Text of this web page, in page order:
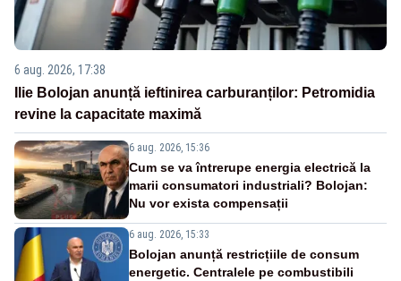
6 aug. 2026, 17:38
Ilie Bolojan anunță ieftinirea carburanților: Petromidia
revine la capacitate maximă
6 aug. 2026, 15:36
Cum se va întrerupe energia electrică la
marii consumatori industriali? Bolojan:
Nu vor exista compensații
6 aug. 2026, 15:33
Bolojan anunță restricțiile de consum
energetic. Centralele pe combustibili